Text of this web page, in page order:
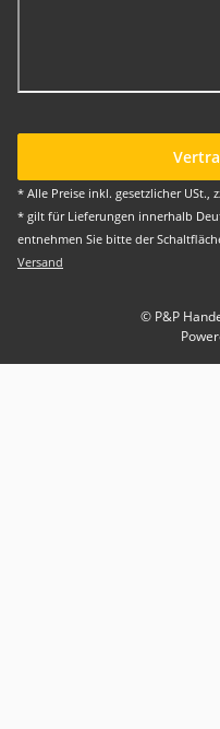
* Alle Preise inkl. gesetzlicher USt.,
* gilt für Lieferungen innerhalb
entnehmen Sie bitte der
Versand
© P&P